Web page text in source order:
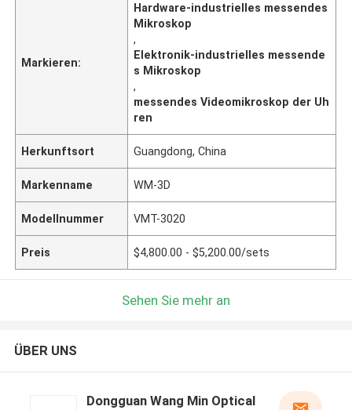
Markieren:
Hardware-industrielles messendes
Mikroskop
,
Elektronik-industrielles messende
s Mikroskop
,
messendes Videomikroskop der Uh
ren
Herkunftsort Guangdong, China
Markenname WM-3D
Modellnummer VMT-3020
Preis $4,800.00 - $5,200.00/sets
Sehen Sie mehr an
ÜBER UNS
Dongguan Wang Min Optical